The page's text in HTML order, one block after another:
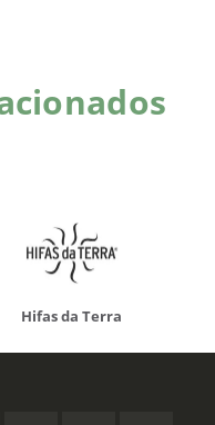
Hifas da Terra